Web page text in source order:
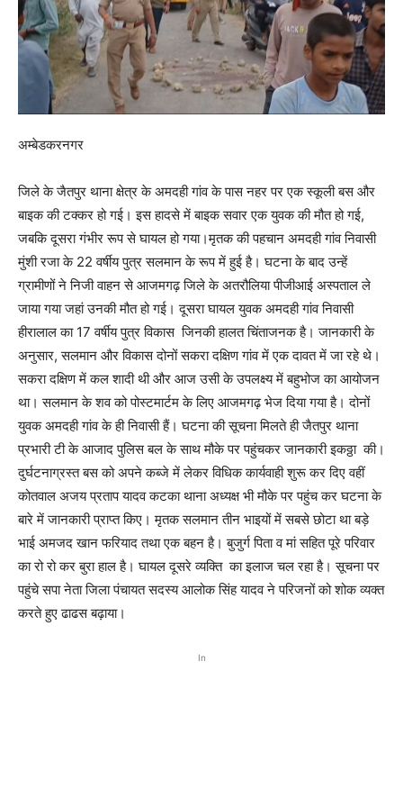
अम्बेडकरनगर
जिले के जैतपुर थाना क्षेत्र के अमदही गांव के पास नहर पर एक स्कूली बस और
बाइक की टक्कर हो गई। इस हादसे में बाइक सवार एक युवक की मौत हो गई,
जबकि दूसरा गंभीर रूप से घायल हो गया।मृतक की पहचान अमदही गांव निवासी
मुंशी रजा के 22 वर्षीय पुत्र सलमान के रूप में हुई है। घटना के बाद उन्हें
ग्रामीणों ने निजी वाहन से आजमगढ़ जिले के अतरौलिया पीजीआई अस्पताल ले
जाया गया जहां उनकी मौत हो गई। दूसरा घायल युवक अमदही गांव निवासी
हीरालाल का 17 वर्षीय पुत्र विकास जिनकी हालत चिंताजनक है। जानकारी के
अनुसार, सलमान और विकास दोनों सकरा दक्षिण गांव में एक दावत में जा रहे थे।
सकरा दक्षिण में कल शादी थी और आज उसी के उपलक्ष्य में बहुभोज का आयोजन
था। सलमान के शव को पोस्टमार्टम के लिए आजमगढ़ भेज दिया गया है। दोनों
युवक अमदही गांव के ही निवासी हैं। घटना की सूचना मिलते ही जैतपुर थाना
प्रभारी टी के आजाद पुलिस बल के साथ मौके पर पहुंचकर जानकारी इकठ्ठा की।
दुर्घटनाग्रस्त बस को अपने कब्जे में लेकर विधिक कार्यवाही शुरू कर दिए वहीं
कोतवाल अजय प्रताप यादव कटका थाना अध्यक्ष भी मौके पर पहुंच कर घटना के
बारे में जानकारी प्राप्त किए। मृतक सलमान तीन भाइयों में सबसे छोटा था बड़े
भाई अमजद खान फरियाद तथा एक बहन है। बुजुर्ग पिता व मां सहित पूरे परिवार
का रो रो कर बुरा हाल है। घायल दूसरे व्यक्ति का इलाज चल रहा है। सूचना पर
पहुंचे सपा नेता जिला पंचायत सदस्य आलोक सिंह यादव ने परिजनों को शोक व्यक्त
करते हुए ढाढस बढ़ाया।
In